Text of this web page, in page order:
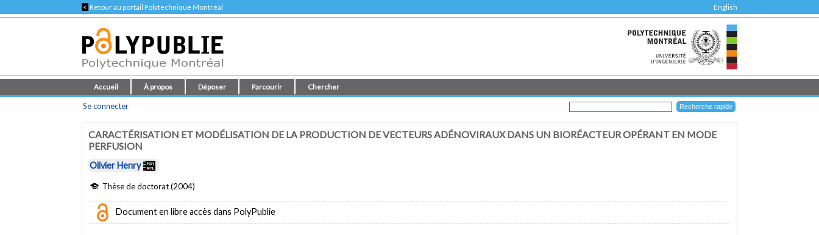
< Retour au portail Polytechnique Montréal English
Accueil À propos Déposer Parcourir Chercher
Se connecter
CARACTÉRISATION ET MODÉLISATION DE LA PRODUCTION DE VECTEURS ADÉNOVIRAUX DANS UN BIORÉACTEUR OPÉRANT EN MODE
PERFUSION
Olivier Henry
Thèse de doctorat (2004)
Document en libre accès dans PolyPublie